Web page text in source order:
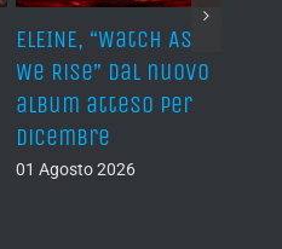
ELEINE, “Watch As
We Rise” dal nuovo
album atteso per
dicembre
01 Agosto 2026